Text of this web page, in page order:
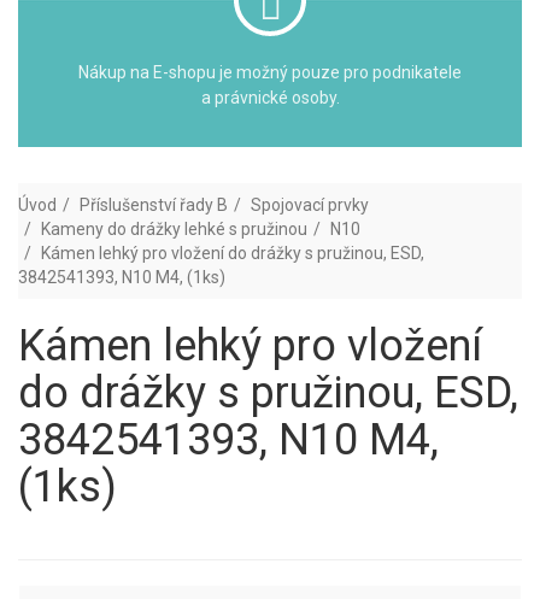
Nákup na E-shopu je možný pouze pro podnikatele
a právnické osoby.
Úvod Příslušenství řady B
Spojovací prvky
Kameny do drážky lehké s pružinou
N10
Kámen lehký pro vložení do drážky s pružinou, ESD,
3842541393, N10 M4, (1ks)
Kámen lehký pro vložení
do drážky s pružinou, ESD,
3842541393, N10 M4,
(1ks)